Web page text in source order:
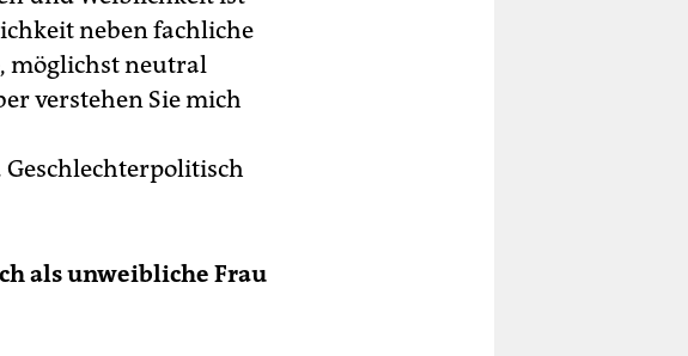
neben fachliche
möglichst neutral
verstehen Sie mich
als unweibliche Frau